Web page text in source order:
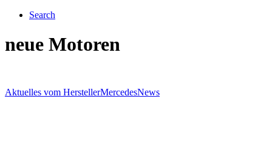
Search
neue Motoren
Aktuelles vom HerstellerMercedesNews